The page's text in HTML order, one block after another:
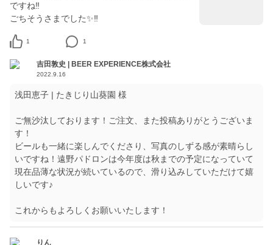
ですね‼️
ごちそうさまでした✨‼️
1 1
吉田敦史 | BEER EXPERIENCE株式会社
2022.9.16
浅田恵子 | たきじり山葵園 様
ご無沙汰しております！ご注文、また投稿ありがとうございま
す！
ビールも一緒に楽しんでくださり、写真のしずる感が素晴らし
いですね！遠野パドロンは今年度は秋までの予定になっていて
現在品薄な状況が続いているので、滑り込みしていただけて嬉
しいです♪
これからもよろしくお願いいたします！
りん